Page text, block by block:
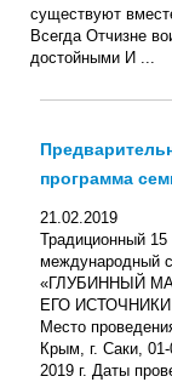
существуют
Всегда Отчизне
достойными И ...
программа
21.02.2019
Традиционный 15
международный
«ГЛУБИННЫЙ
ЕГО
Место
Крым, г. Саки,
2019 г. Даты